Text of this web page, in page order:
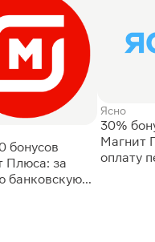
бонусов
Плюса: за
банковскую
Ясно
30%
Магнит
оплату